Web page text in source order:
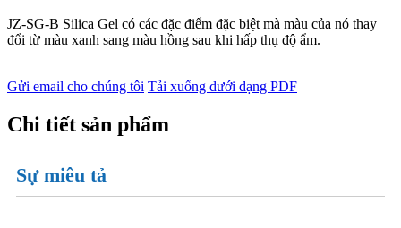
JZ-SG-B Silica Gel có các đặc điểm đặc biệt mà màu của nó thay
đổi từ màu xanh sang màu hồng sau khi hấp thụ độ ẩm.
Gửi email cho chúng tôi Tải xuống dưới dạng PDF
Chi tiết sản phẩm
Sự miêu tả